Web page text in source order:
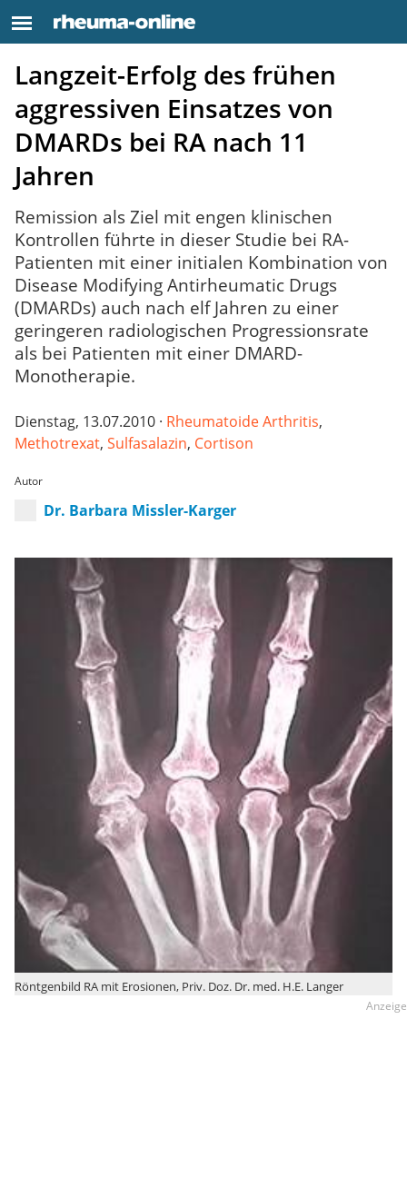
Langzeit-Erfolg des frühen
aggressiven Einsatzes von
DMARDs bei RA nach 11
Jahren
Remission als Ziel mit engen klinischen
Kontrollen führte in dieser Studie bei RA-
Patienten mit einer initialen Kombination von
Disease Modifying Antirheumatic Drugs
(DMARDs) auch nach elf Jahren zu einer
geringeren radiologischen Progressionsrate
als bei Patienten mit einer DMARD-
Monotherapie.
Dienstag, 13.07.2010 · Rheumatoide Arthritis,
Methotrexat, Sulfasalazin, Cortison
Autor
Dr. Barbara Missler-Karger
Röntgenbild RA mit Erosionen, Priv. Doz. Dr. med. H.E. Langer